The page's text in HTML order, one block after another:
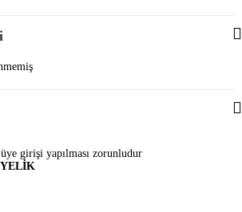
girişi yapılması zorunludur